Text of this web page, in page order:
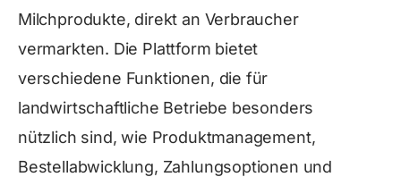
Milchprodukte, direkt an Verbraucher
vermarkten. Die Plattform bietet
verschiedene Funktionen, die für
landwirtschaftliche Betriebe besonders
nützlich sind, wie Produktmanagement,
Bestellabwicklung, Zahlungsoptionen und